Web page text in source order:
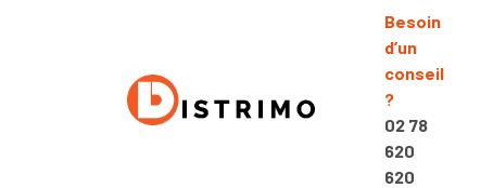
Besoin
d’un
conseil
?
02 78
620
620